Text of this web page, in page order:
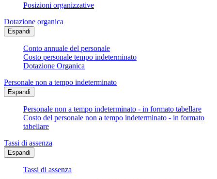
Posizioni organizzative
Dotazione organica
Espandi
Conto annuale del personale
Costo personale tempo indeterminato
Dotazione Organica
Personale non a tempo indeterminato
Espandi
Personale non a tempo indeterminato - in formato tabellare
Costo del personale non a tempo indeterminato - in formato
tabellare
Tassi di assenza
Espandi
Tassi di assenza